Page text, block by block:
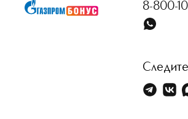
8-800-